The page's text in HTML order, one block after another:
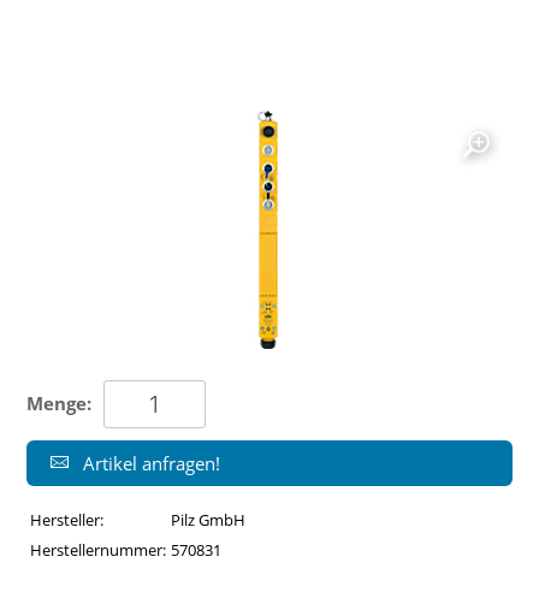
Menge:
Artikel anfragen!
Hersteller:
Pilz GmbH
Herstellernummer: 570831